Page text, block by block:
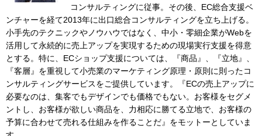
コンサルティングに従事。その後、EC総合支援ベ
ンチャーを経て2013年に出口総合コンサルティングを立ち上げる。
小手先のテクニックやノウハウではなく、中小・零細企業がWebを
活用して永続的に売上アップを実現するための現場実行支援を得意
とする。特に、ECショップ支援については、『商品』、『立地』、
『客層』を重視して小売業のマーケティング原理・原則に則ったコ
ンサルティングサービスをご提供しています。『ECの売上アップに
必要なのは、集客でもデザインでも価格でもない。お客様をセグメ
ントし、お客様が欲しい商品を、力相応に勝てる立地で、お客様の
予算に合わせて売れる仕組みを作ることだ』をモットーとしていま